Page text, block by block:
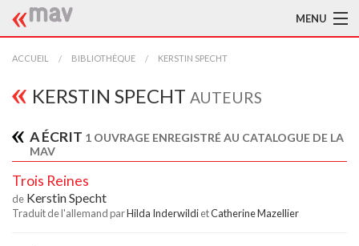
MENU
ACCUEIL
LA MAV
TRADUCTEURS
AIDE À LA TRADUCTION
ACCUEIL BIBLIOTHÈQUE KERSTIN SPECHT
KERSTIN SPECHT AUTEURS
A ÉCRIT 1 OUVRAGE ENREGISTRÉ AU CATALOGUE DE LA
MAV
Trois Reines
de Kerstin Specht
Traduit de l'allemand parHilda InderwildietCatherine Mazellier